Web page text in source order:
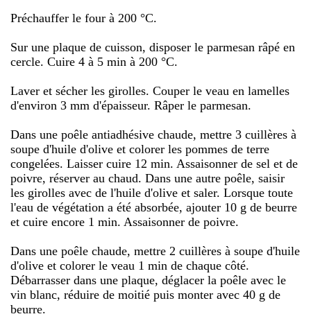
Préchauffer le four à 200 °C.
Sur une plaque de cuisson, disposer le parmesan râpé en
cercle. Cuire 4 à 5 min à 200 °C.
Laver et sécher les girolles. Couper le veau en lamelles
d'environ 3 mm d'épaisseur. Râper le parmesan.
Dans une poêle antiadhésive chaude, mettre 3 cuillères à
soupe d'huile d'olive et colorer les pommes de terre
congelées. Laisser cuire 12 min. Assaisonner de sel et de
poivre, réserver au chaud. Dans une autre poêle, saisir
les girolles avec de l'huile d'olive et saler. Lorsque toute
l'eau de végétation a été absorbée, ajouter 10 g de beurre
et cuire encore 1 min. Assaisonner de poivre.
Dans une poêle chaude, mettre 2 cuillères à soupe d'huile
d'olive et colorer le veau 1 min de chaque côté.
Débarrasser dans une plaque, déglacer la poêle avec le
vin blanc, réduire de moitié puis monter avec 40 g de
beurre.